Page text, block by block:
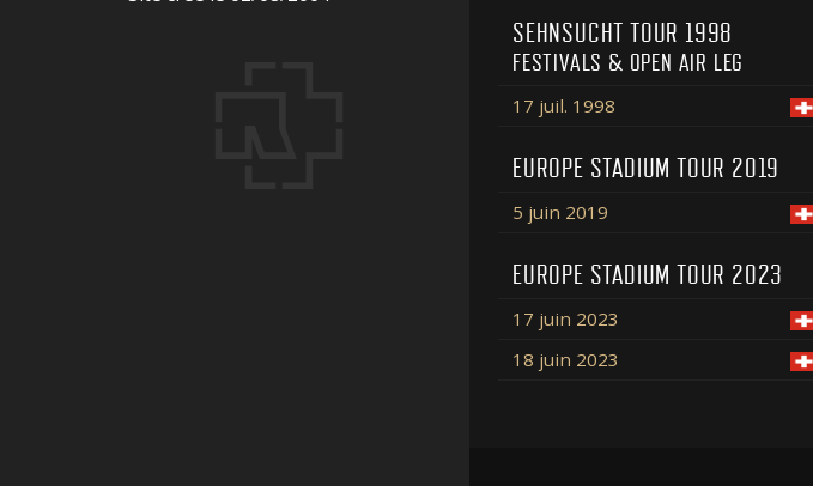
SEHNSUCHT TOUR 1998
FESTIVALS & OPEN AIR LEG
17 juil. 1998
EUROPE STADIUM TOUR 2019
5 juin 2019
EUROPE STADIUM TOUR 2023
17 juin 2023
18 juin 2023